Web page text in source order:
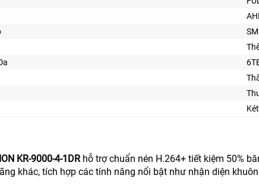
KR-9000-4-1DRhỗ trợ chuẩn nén H.264+ tiết kiệm 50%
khác, tích hợp các tính năng nổi bật như nhận diện